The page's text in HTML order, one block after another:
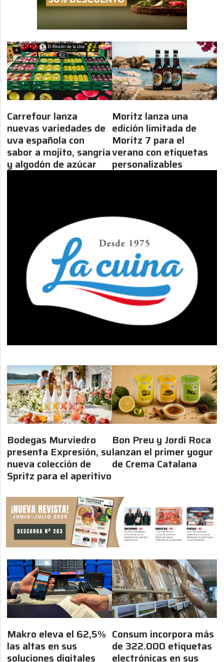
Carrefour lanza
nuevas variedades de
uva española con
sabor a mojito, sangría
y algodón de azúcar
Moritz lanza una
edición limitada de
Moritz 7 para el
verano con etiquetas
personalizables
Bodegas Murviedro
presenta Expresión, su
nueva colección de
Spritz para el aperitivo
Bon Preu y Jordi Roca
lanzan el primer yogur
de Crema Catalana
Makro eleva el 62,5%
las altas en sus
soluciones digitales
Consum incorpora más
de 322.000 etiquetas
electrónicas en sus